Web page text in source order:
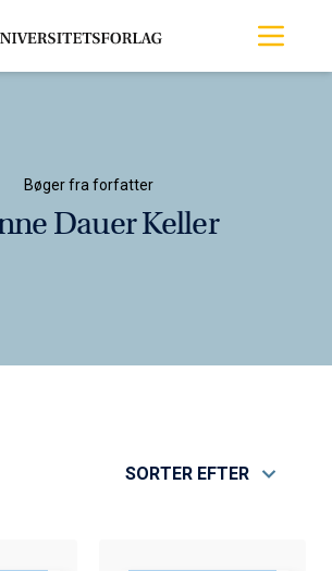
Bøger fra forfatter
Dauer Keller
SORTER EFTER